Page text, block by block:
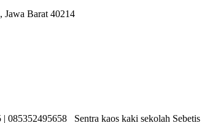
Jawa Barat 40214
085352495658 Sentra kaos kaki sekolah Sebetis